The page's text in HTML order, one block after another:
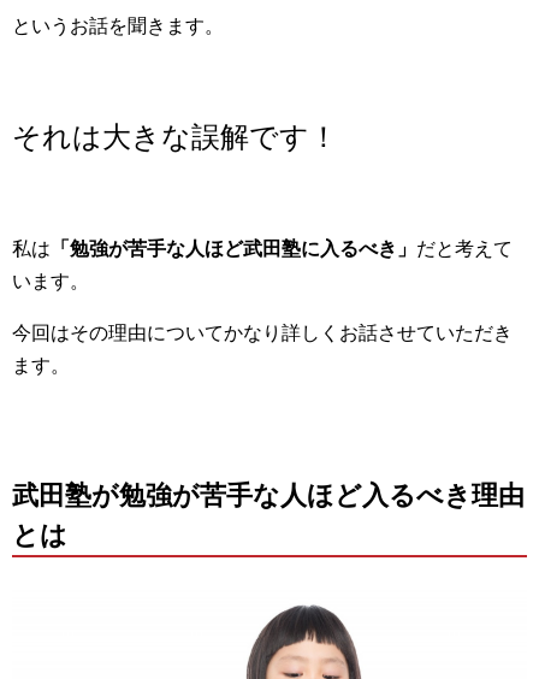
というお話を聞きます。
それは大きな誤解です！
私は 「勉強が苦手な人ほど武田塾に入るべき」 だと考えて
います。
今回はその理由についてかなり詳しくお話させていただき
ます。
武田塾が勉強が苦手な人ほど入るべき理由
とは